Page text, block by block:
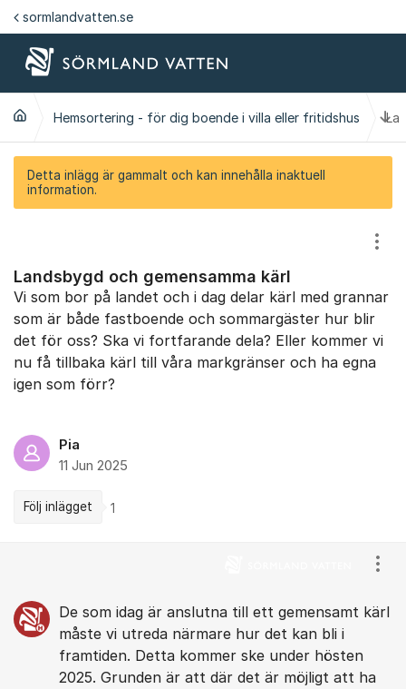
Hoppa till innehåll
sormlandvatten.se
Hemsortering - för dig boende i villa eller fritidshus
Detta inlägg är gammalt och kan innehålla inaktuell
information.
Landsbygd och gemensamma kärl
Vi som bor på landet och i dag delar kärl med grannar
som är både fastboende och sommargäster hur blir
det för oss? Ska vi fortfarande dela? Eller kommer vi
nu få tillbaka kärl till våra markgränser och ha egna
igen som förr?
Pia
11 Jun 2025
Följ inlägget 1
De som idag är anslutna till ett gemensamt kärl
måste vi utreda närmare hur det kan bli i
framtiden. Detta kommer ske under hösten
2025. Grunden är att där det är möjligt att ha